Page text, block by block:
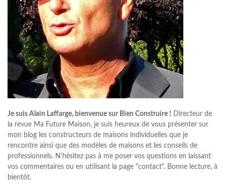
Je suis Alain Laffarge, bienvenue sur Bien Construire ! Directeur de
la revue Ma Future Maison, je suis heureux de vous présenter sur
mon blog les constructeurs de maisons individuelles que je
rencontre ainsi que des modèles de maisons et les conseils de
professionnels. N'hésitez pas à me poser vos questions en laissant
vos commentaires ou en utilisant la page "contact". Bonne lecture, à
bientôt.